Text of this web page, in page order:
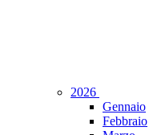
2026
Gennaio
Febbraio